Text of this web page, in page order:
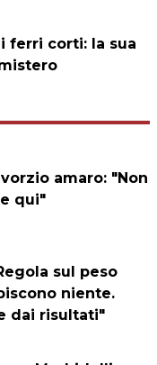
ferri corti: la sua
amaro: "Non
qui"
sul peso
niente.
dai risultati"